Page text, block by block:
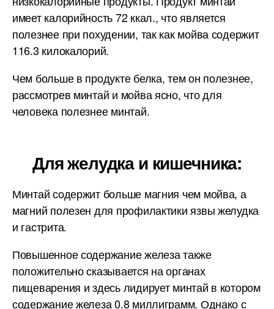
имеет калорийность 72 ккал., что является
полезнее при похудении, так как мойва содержит
116.3 килокалорий.
Чем больше в продукте белка, тем он полезнее,
рассмотрев минтай и мойва ясно, что для
человека полезнее минтай.
Для желудка и кишечника:
Минтай содержит больше магния чем мойва, а
магний полезен для профилактики язвы желудка
и гастрита.
Повышенное содержание железа также
положительно сказывается на органах
пищеварения и здесь лидирует минтай в котором
содержание железа 0.8 миллиграмм. Однако с